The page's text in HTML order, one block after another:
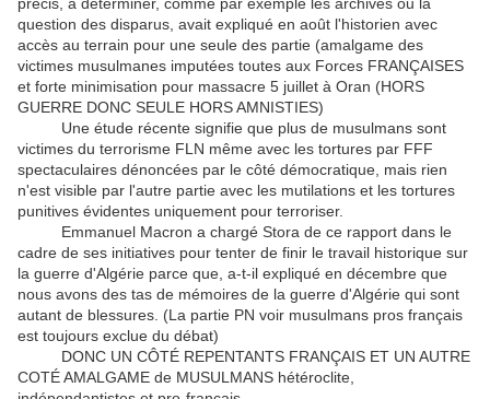
question des disparus, avait expliqué en août l'historien avec
accès au terrain pour une seule des partie (amalgame des
victimes musulmanes imputées toutes aux Forces FRANÇAISES
et forte minimisation pour massacre 5 juillet à Oran (HORS
GUERRE DONC SEULE HORS AMNISTIES)
Une étude récente signifie que plus de musulmans sont
victimes du terrorisme FLN même avec les tortures par FFF
spectaculaires dénoncées par le côté démocratique, mais rien
n'est visible par l'autre partie avec les mutilations et les tortures
punitives évidentes uniquement pour terroriser.
Emmanuel Macron a chargé Stora de ce rapport dans le
cadre de ses initiatives pour tenter de finir le travail historique sur
la guerre d'Algérie parce que, a-t-il expliqué en décembre que
nous avons des tas de mémoires de la guerre d'Algérie qui sont
autant de blessures. (La partie PN voir musulmans pros français
est toujours exclue du débat)
DONC UN CÔTÉ REPENTANTS FRANÇAIS ET UN AUTRE
COTÉ AMALGAME de MUSULMANS hétéroclite,